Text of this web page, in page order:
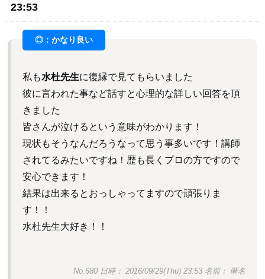
23:53
私も水杜先生に復縁で見てもらいました
彼に言われた事など話すと心理的な詳しい回答を頂
きました
皆さんが泣けるという意味がわかります！
現状もそうなんだろうなって思う事多いです！講師
されてるみたいですね！歴も長くプロの方ですので
安心できます！
結果は出来るとおっしゃってますので頑張りま
す！！
水杜先生大好き！！
No.680 日時： 2016/09/29(Thu) 23:53 名前： 匿名